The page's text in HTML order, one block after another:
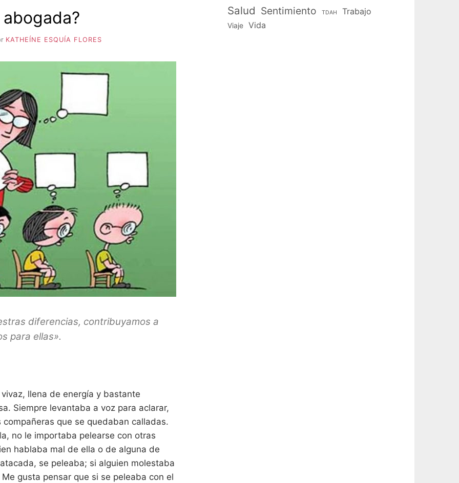
KATHEÍNE ESQUÍA FLORES
diferencias, contribuyamos a
para ellas».
llena de energía y bastante
Siempre levantaba a voz para aclarar,
que se quedaban calladas.
no le importaba pelearse con otras
hablaba mal de ella o de alguna de
se peleaba; si alguien molestaba
gusta pensar que si se peleaba con el
Salud Sentimiento TDAH Trabajo
Viaje Vida